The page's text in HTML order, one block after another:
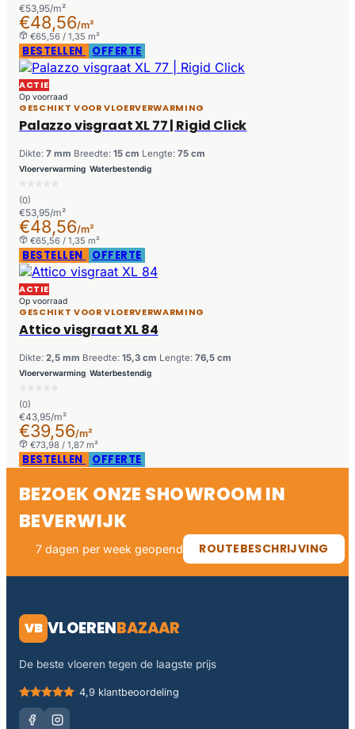
€53,95/m²
€48,56/m²
€65,56 / 1,35 m²
BESTELLEN OFFERTE
ACTIE
Op voorraad
GESCHIKT VOOR VLOERVERWARMING
Palazzo visgraat XL 77 | Rigid Click
Dikte: 7 mm Breedte: 15 cm Lengte: 75 cm
Vloerverwarming Waterbestendig
(0)
€53,95/m²
€48,56/m²
€65,56 / 1,35 m²
BESTELLEN OFFERTE
ACTIE
Op voorraad
GESCHIKT VOOR VLOERVERWARMING
Attico visgraat XL 84
Dikte: 2,5 mm Breedte: 15,3 cm Lengte: 76,5 cm
Vloerverwarming Waterbestendig
(0)
€43,95/m²
€39,56/m²
€73,98 / 1,87 m²
BESTELLEN OFFERTE
BEZOEK ONZE SHOWROOM IN
BEVERWIJK
7 dagen per week geopend ROUTEBESCHRIJVING
VB VLOERENBAZAAR
De beste vloeren tegen de laagste prijs
4,9 klantbeoordeling